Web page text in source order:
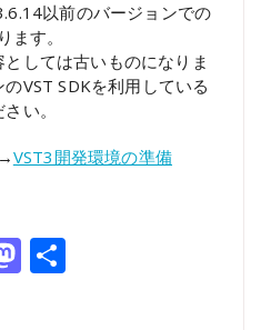
以前のバージョンでの
す。
しては古いものになりま
VST SDKを利用している
い。
VST3開発環境の準備
Mastodon